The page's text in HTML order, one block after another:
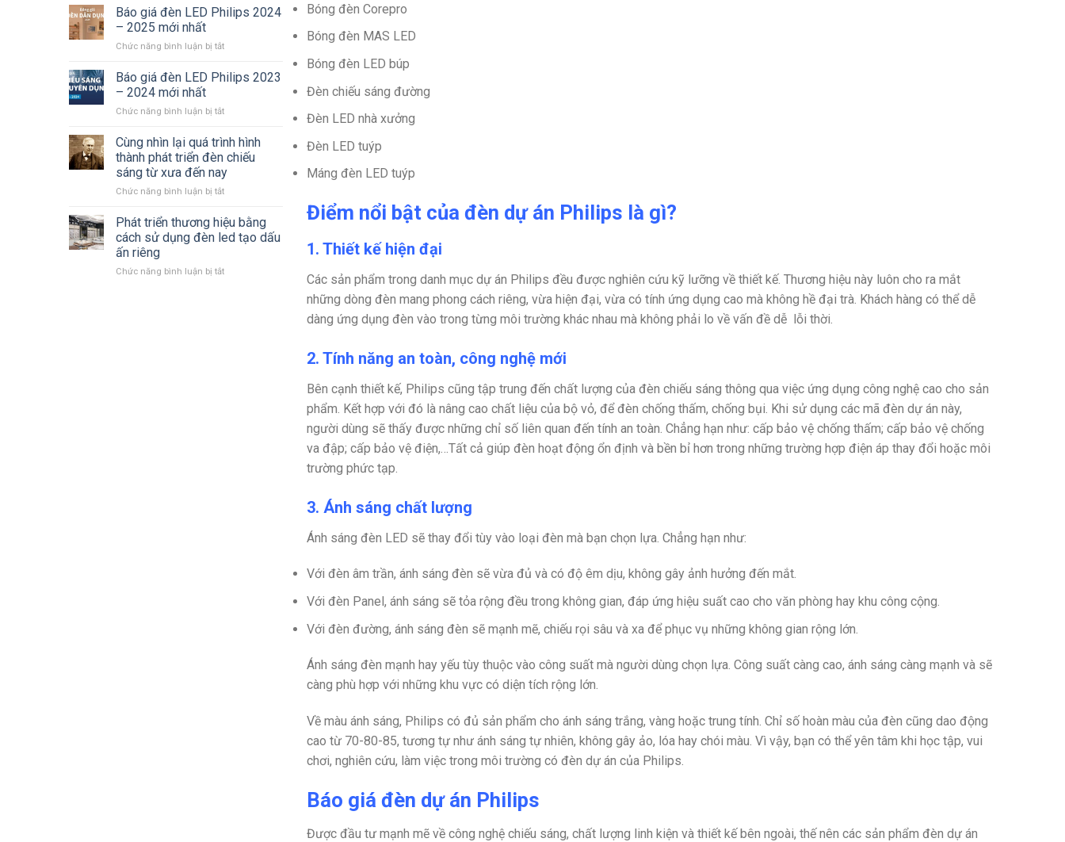
giá
đèn
Philips
–
nhất
Báo giá đèn LED Philips 2024
– 2025 mới nhất
Chức năng bình luận bị tắtở
giá
đèn
Philips
–
2025
nhất
Báo giá đèn LED Philips 2023
– 2024 mới nhất
Chức năng bình luận bị tắtở
giá
đèn
LED
Philips
2023
2024 mới
nhất
Cùng nhìn lại quá trình hình
thành phát triển đèn chiếu
sáng từ xưa đến nay
Chức năng bình luận bị tắtở
nhìn
lại
quá
hình
Phát triển thương hiệu bằng
cách sử dụng đèn led tạo dấu
ấn riêng
Chức năng bình luận bị tắtở
Bóng đèn Corepro
Bóng đèn MAS LED
Bóng đèn LED búp
Đèn chiếu sáng đường
Đèn LED nhà xưởng
Đèn LED tuýp
Máng đèn LED tuýp
Điểm nổi bật của đèn dự án Philips là gì?
1. Thiết kế hiện đại
Các sản phẩm trong danh mục dự án Philips đều được nghiên cứu kỹ lưỡng về thiết kế. Thương hiệu này luôn cho ra mắt
những dòng đèn mang phong cách riêng, vừa hiện đại, vừa có tính ứng dụng cao mà không hề đại trà. Khách hàng có thể dễ
dàng ứng dụng đèn vào trong từng môi trường khác nhau mà không phải lo về vấn đề dễ lỗi thời.
2. Tính năng an toàn, công nghệ mới
Bên cạnh thiết kế, Philips cũng tập trung đến chất lượng của đèn chiếu sáng thông qua việc ứng dụng công nghệ cao cho sản
phẩm. Kết hợp với đó là nâng cao chất liệu của bộ vỏ, để đèn chống thấm, chống bụi. Khi sử dụng các mã đèn dự án này,
người dùng sẽ thấy được những chỉ số liên quan đến tính an toàn. Chẳng hạn như: cấp bảo vệ chống thấm; cấp bảo vệ chống
va đập; cấp bảo vệ điện,…Tất cả giúp đèn hoạt động ổn định và bền bỉ hơn trong những trường hợp điện áp thay đổi hoặc môi
trường phức tạp.
3. Ánh sáng chất lượng
Ánh sáng đèn LED sẽ thay đổi tùy vào loại đèn mà bạn chọn lựa. Chẳng hạn như:
Với đèn âm trần, ánh sáng đèn sẽ vừa đủ và có độ êm dịu, không gây ảnh hưởng đến mắt.
Với đèn Panel, ánh sáng sẽ tỏa rộng đều trong không gian, đáp ứng hiệu suất cao cho văn phòng hay khu công cộng.
Với đèn đường, ánh sáng đèn sẽ mạnh mẽ, chiếu rọi sâu và xa để phục vụ những không gian rộng lớn.
Ánh sáng đèn mạnh hay yếu tùy thuộc vào công suất mà người dùng chọn lựa. Công suất càng cao, ánh sáng càng mạnh và sẽ
càng phù hợp với những khu vực có diện tích rộng lớn.
Về màu ánh sáng, Philips có đủ sản phẩm cho ánh sáng trắng, vàng hoặc trung tính. Chỉ số hoàn màu của đèn cũng dao động
cao từ 70-80-85, tương tự như ánh sáng tự nhiên, không gây ảo, lóa hay chói màu. Vì vậy, bạn có thể yên tâm khi học tập, vui
chơi, nghiên cứu, làm việc trong môi trường có đèn dự án của Philips.
Báo giá đèn dự án Philips
Được đầu tư mạnh mẽ về công nghệ chiếu sáng, chất lượng linh kiện và thiết kế bên ngoài, thế nên các sản phẩm đèn dự án